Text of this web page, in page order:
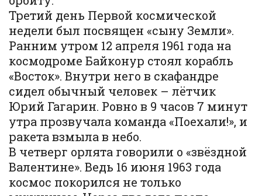
Третий день Первой космической
недели был посвящен «сыну Земли».
Ранним утром 12 апреля 1961 года на
космодроме Байконур стоял корабль
«Восток». Внутри него в скафандре
сидел обычный человек – лётчик
Юрий Гагарин. Ровно в 9 часов 7 минут
утра прозвучала команда «Поехали!», и
ракета взмыла в небо.
В четверг орлята говорили о «звёздной
Валентине». Ведь 16 июня 1963 года
космос покорился не только